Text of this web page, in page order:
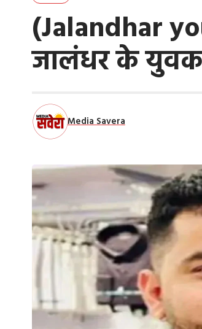
(Jalandhar
जालंधर के युवक
Media Savera